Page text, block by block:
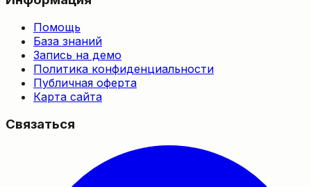
Помощь
База знаний
Запись на демо
Политика конфиденциальности
Публичная оферта
Карта сайта
Связаться